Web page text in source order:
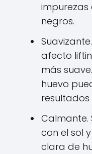
impurezas
negros.
afecto
más
huevo
Calmante.
con el sol
clara de